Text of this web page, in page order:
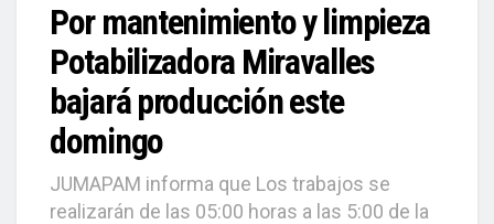
Por mantenimiento y limpieza
Potabilizadora Miravalles
bajará producción este
domingo
JUMAPAM informa que Los trabajos se
realizarán de las 05:00 horas a las 5:00 de la